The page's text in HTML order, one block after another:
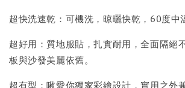
超快洗速乾：可機洗，晾曬快乾，60度中
超好用：質地服貼，扎實耐用，全面隔絕
板與沙發美麗依舊。
超有型：啾愛你獨家彩繪設計，實用之外